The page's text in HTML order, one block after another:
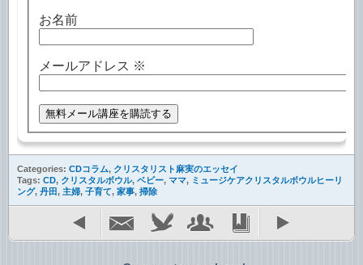
お名前
メールアドレス ※
Categories: CDコラム, クリスタリスト麻実のエッセイ
Tags: CD, クリスタルボウル, ベビー, ママ, ミュージケアクリスタルボウルヒーリ
ング, 丹田, 主婦, 子育て, 家事, 掃除